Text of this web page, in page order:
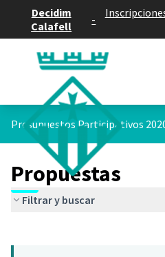
Decidim
Calafell
-
Presupuestos Participativos
Propuestas
Filtrar y buscar